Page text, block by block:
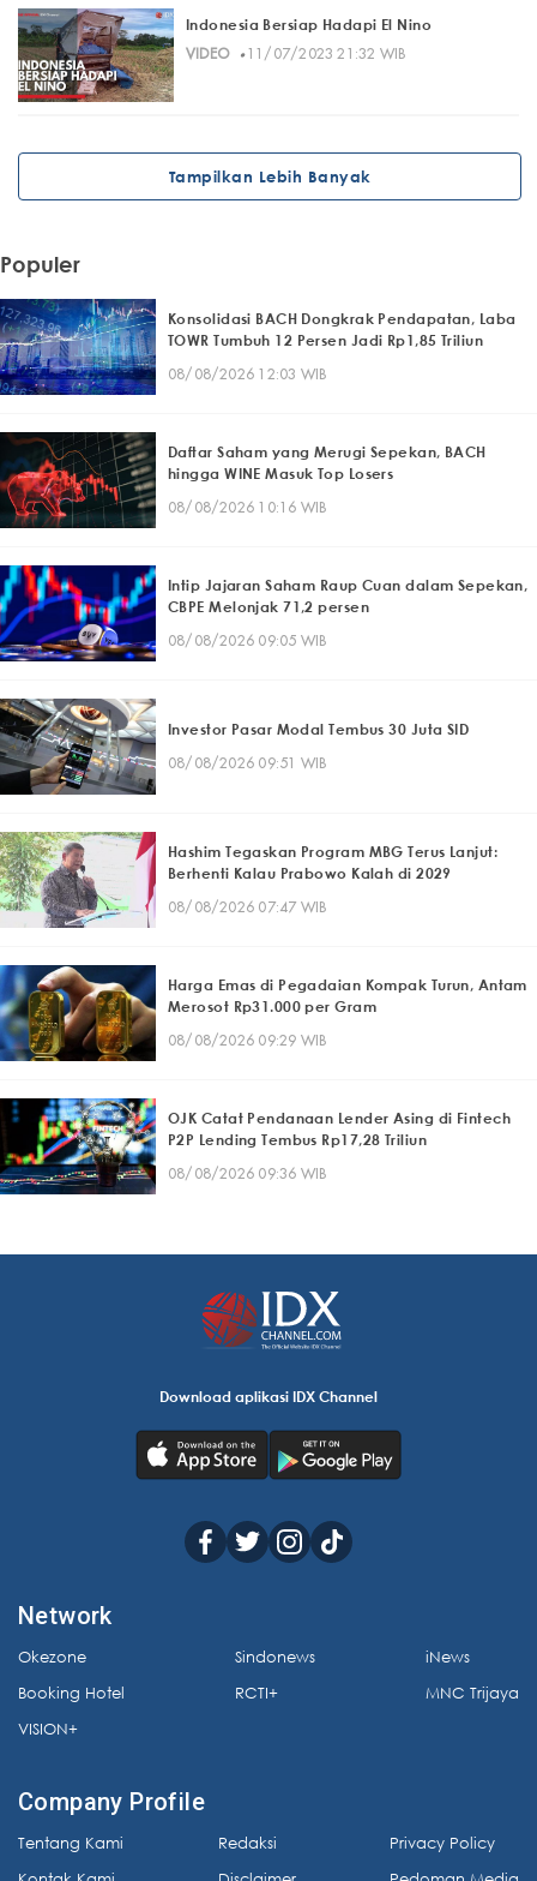
Indonesia Bersiap Hadapi El Nino
VIDEO· 11/07/2023 21:32 WIB
Tampilkan Lebih Banyak
Populer
Konsolidasi BACH Dongkrak Pendapatan, Laba
TOWR Tumbuh 12 Persen Jadi Rp1,85 Triliun
08/08/2026 12:03 WIB
Daftar Saham yang Merugi Sepekan, BACH
hingga WINE Masuk Top Losers
08/08/2026 10:16 WIB
Intip Jajaran Saham Raup Cuan dalam Sepekan,
CBPE Melonjak 71,2 persen
08/08/2026 09:05 WIB
Investor Pasar Modal Tembus 30 Juta SID
08/08/2026 09:51 WIB
Hashim Tegaskan Program MBG Terus Lanjut:
Berhenti Kalau Prabowo Kalah di 2029
08/08/2026 07:47 WIB
Harga Emas di Pegadaian Kompak Turun, Antam
Merosot Rp31.000 per Gram
08/08/2026 09:29 WIB
OJK Catat Pendanaan Lender Asing di Fintech
P2P Lending Tembus Rp17,28 Triliun
08/08/2026 09:36 WIB
Download aplikasi IDX Channel
Network
Okezone
Booking Hotel
VISION+
Sindonews
RCTI+
iNews
MNC Trijaya
Company Profile
Tentang Kami
Redaksi
Privacy Policy